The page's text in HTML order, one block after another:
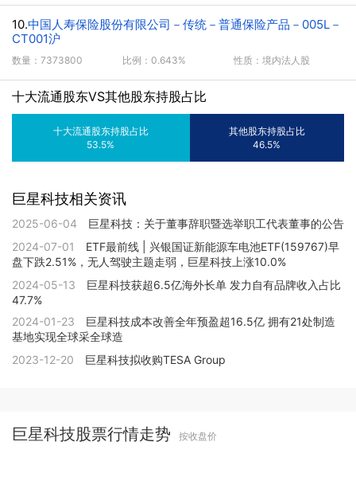
10.中国人寿保险股份有限公司－传统－普通保险产品－005L－
CT001沪
数量：7373800 比例：0.643% 性质：境内法人股
十大流通股东VS其他股东持股占比
十大流通股东持股占比
53.5%
其他股东持股占比
46.5%
巨星科技相关资讯
2025-06-04
巨星科技：关于董事辞职暨选举职工代表董事的公告
2024-07-01
ETF最前线 | 兴银国证新能源车电池ETF(159767)早
盘下跌2.51%，无人驾驶主题走弱，巨星科技上涨10.0%
2024-05-13
巨星科技获超6.5亿海外长单 发力自有品牌收入占比
47.7%
2024-01-23
巨星科技成本改善全年预盈超16.5亿 拥有21处制造
基地实现全球采全球造
2023-12-20
巨星科技拟收购TESA Group
巨星科技股票行情走势 按收盘价